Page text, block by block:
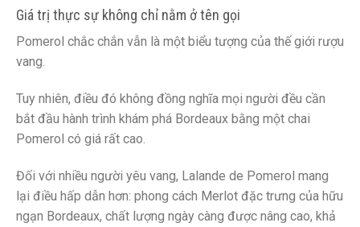
Giá trị thực sự không chỉ nằm ở tên gọi
Pomerol chắc chắn vẫn là một biểu tượng của thế giới rượu
vang.
Tuy nhiên, điều đó không đồng nghĩa mọi người đều cần
bắt đầu hành trình khám phá Bordeaux bằng một chai
Pomerol có giá rất cao.
Đối với nhiều người yêu vang, Lalande de Pomerol mang
lại điều hấp dẫn hơn: phong cách Merlot đặc trưng của hữu
ngạn Bordeaux, chất lượng ngày càng được nâng cao, khả